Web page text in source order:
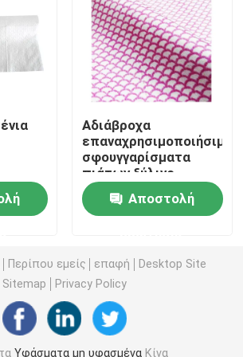
ύφασμα
καθαριότητας
σκουπίζει
βαριάς χρήσης
υφάσματα κουζίνας
Αδιάβροχα
επαναχρησιμοποιήσιμα
σφουγγαρίσματα
πιάτων ξύλινο
χαρτοπολτό
Πρακτική
πολυκοσμητική
Αποστολή
Περίπου εμείς επαφή
Desktop Site
Sitemap
Privacy Policy
Υφάσματα μη υφασμένα Κίνα